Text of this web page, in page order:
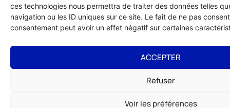
ces technologies nous permettra de traiter des données telles
navigation ou les ID uniques sur ce site. Le fait de ne pas
consentement peut avoir un effet négatif sur certaines
ACCEPTER
Refuser
Voir les préférences